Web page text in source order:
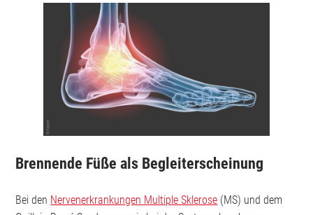
Brennende Füße als Begleiterscheinung
Bei den Nervenerkrankungen Multiple Sklerose (MS) und dem